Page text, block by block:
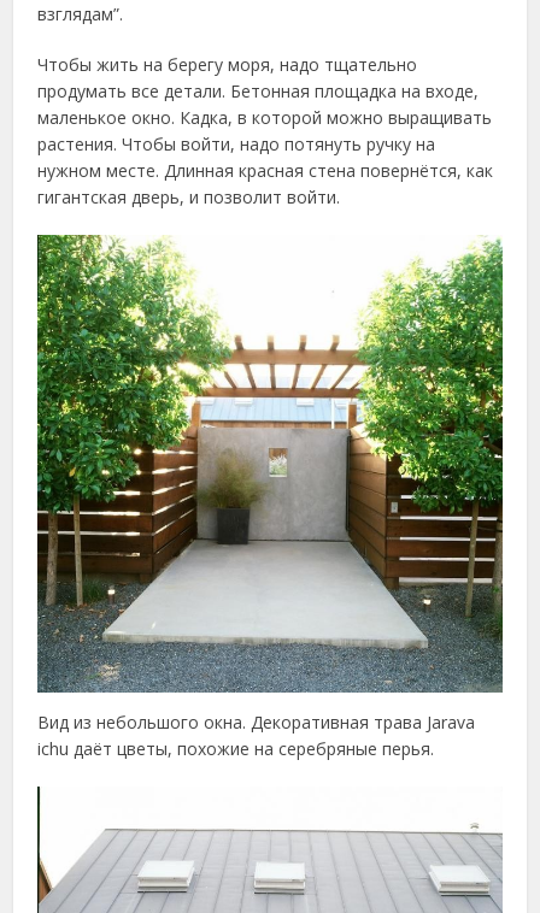
взглядам”.
Чтобы жить на берегу моря, надо тщательно
продумать все детали. Бетонная площадка на входе,
маленькое окно. Кадка, в которой можно выращивать
растения. Чтобы войти, надо потянуть ручку на
нужном месте. Длинная красная стена повернётся, как
гигантская дверь, и позволит войти.
Вид из небольшого окна. Декоративная трава Jarava
ichu даёт цветы, похожие на серебряные перья.